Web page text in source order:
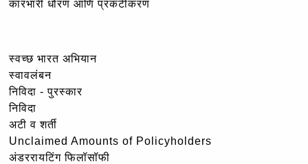
कारभारी धोरण आणि प्रकटीकरण
स्वच्छ भारत अभियान
स्वावलंबन
निविदा - पुरस्कार
निविदा
अटी व शर्ती
Unclaimed Amounts of Policyholders
अंडररायटिंग फिलॉसॉफी